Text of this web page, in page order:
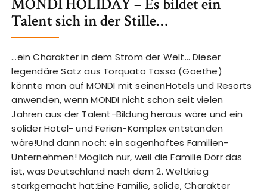
MONDI HOLIDAY – Es bildet ein
Talent sich in der Stille…
…ein Charakter in dem Strom der Welt… Dieser
legendäre Satz aus Torquato Tasso (Goethe)
könnte man auf MONDI mit seinenHotels und Resorts
anwenden, wenn MONDI nicht schon seit vielen
Jahren aus der Talent-Bildung heraus wäre und ein
solider Hotel- und Ferien-Komplex entstanden
wäre!Und dann noch: ein sagenhaftes Familien-
Unternehmen! Möglich nur, weil die Familie Dörr das
ist, was Deutschland nach dem 2. Weltkrieg
starkgemacht hat:Eine Familie, solide, Charakter